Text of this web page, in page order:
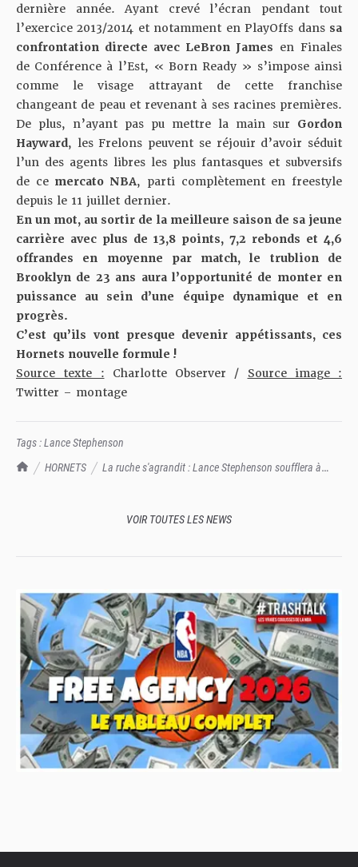
TrashTalk Actu NBA
HORNETS
La ruche s'agrandit : Lance Stephenson soufflera à
dernière année. Ayant crevé l’écran pendant tout
l’exercice 2013/2014 et notamment en PlayOffs dans sa
confrontation directe avec LeBron James en Finales
de Conférence à l’Est, « Born Ready » s’impose ainsi
comme le visage attrayant de cette franchise
changeant de peau et revenant à ses racines premières.
De plus, n’ayant pas pu mettre la main sur Gordon
Hayward, les Frelons peuvent se réjouir d’avoir séduit
l’un des agents libres les plus fantasques et subversifs
de ce mercato NBA, parti complètement en freestyle
depuis le 11 juillet dernier.
En un mot, au sortir de la meilleure saison de sa jeune
carrière avec plus de 13,8 points, 7,2 rebonds et 4,6
offrandes en moyenne par match, le trublion de
Brooklyn de 23 ans aura l’opportunité de monter en
puissance au sein d’une équipe dynamique et en
progrès.
C’est qu’ils vont presque devenir appétissants, ces
Hornets nouvelle formule !
Source texte : Charlotte Observer / Source image :
Twitter – montage
Tags :Lance Stephenson
VOIR TOUTES LES NEWS